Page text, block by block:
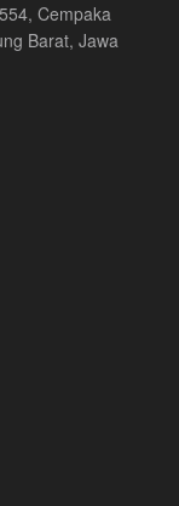
Cempaka
Barat, Jawa